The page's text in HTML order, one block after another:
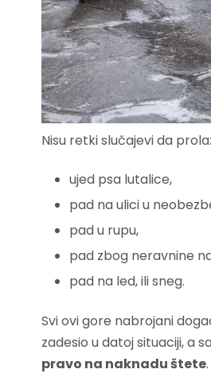
Nisu retki slučajevi da
ujed psa lutalice,
pad na ulici u
pad u rupu,
pad zbog neravnine
pad na led, ili sneg.
Svi ovi gore nabrojani
zadesio u datoj situaciji, a
pravo na naknadu štete.